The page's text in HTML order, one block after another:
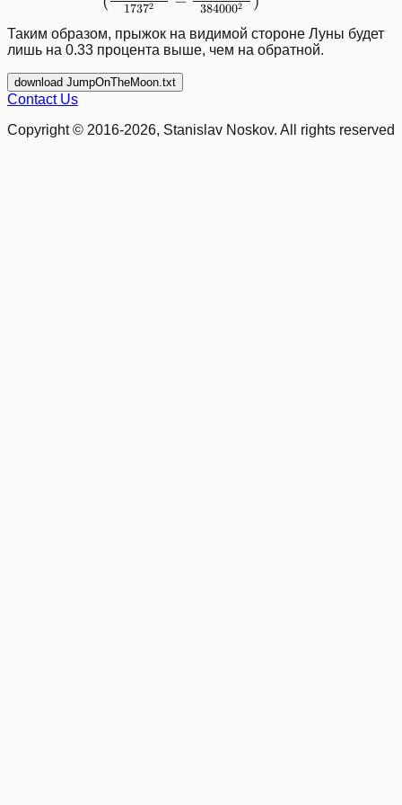
17372 3840002
Таким образом, прыжок на видимой стороне Луны будет
лишь на 0.33 процента выше, чем на обратной.
download JumpOnTheMoon.txt
Contact Us
Copyright © 2016-2026, Stanislav Noskov. All rights reserved